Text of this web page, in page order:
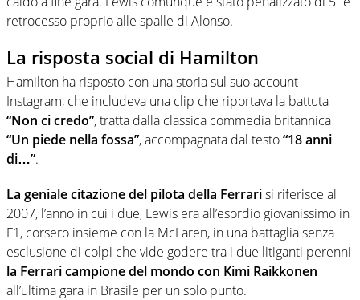
retrocesso proprio alle spalle di Alonso.
La risposta social di Hamilton
Hamilton ha risposto con una storia sul suo account
Instagram, che includeva una clip che riportava la battuta
“Non ci credo”, tratta dalla classica commedia britannica
“Un piede nella fossa”,accompagnata dal testo“18 anni
di…”.
La geniale citazione del pilota della Ferrarisi riferisce al
2007, l’anno in cui i due, Lewis era all’esordio giovanissimo in
F1, corsero insieme con la McLaren, in una battaglia senza
esclusione di colpi che vide godere tra i due litiganti perenni
la Ferrari campione del mondo con Kimi Raikkonen
all’ultima gara in Brasile per un solo punto.